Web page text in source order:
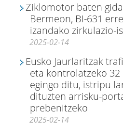
Ziklomotor baten
Bermeon, BI-631
izandako zirkulazio-
2025-02-14
Eusko Jaurlaritzak
eta kontrolatzeko 32
egingo ditu, istripu
dituzten arrisku-
prebenitzeko
2025-02-14